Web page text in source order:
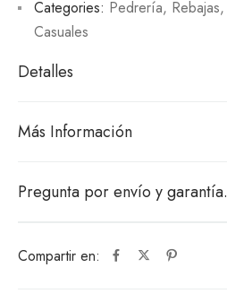
Compartir en:
Categories: Pedrería, Rebajas,
Casuales
Detalles
Más Información
Pregunta por envío y garantía.